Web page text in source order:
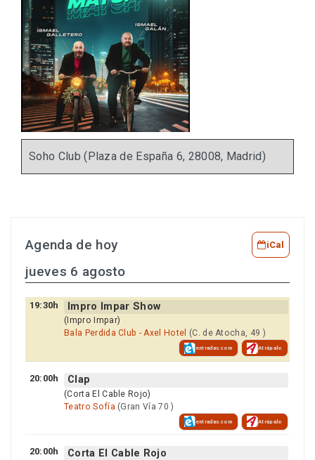
Soho Club (Plaza de España 6, 28008, Madrid)
Agenda de hoy iCal
jueves 6 agosto
19:30h Impro Impar Show
(Impro Impar)
Bala Perdida Club - Axel Hotel (C. de Atocha, 49 )
entradas.com Atrápalo
20:00h Clap
(Corta El Cable Rojo)
Teatro Sofía (Gran Vía 70 )
entradas.com Atrápalo
20:00h Corta El Cable Rojo